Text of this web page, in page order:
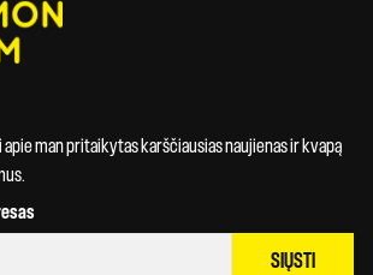
apie man pritaikytas karščiausias naujienas ir kvapą
SIŲSTI